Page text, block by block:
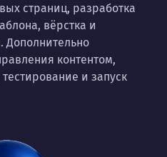
страниц, разработка
вёрстка и
Дополнительно
контентом,
и запуск